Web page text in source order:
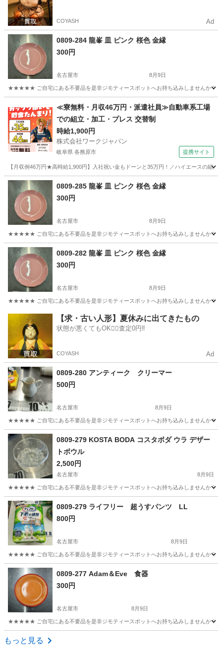
COYASH Ad
0809-284 龍峯 皿 ピンク 桜色 金縁
300円
名古屋市 8月9日
★★★★★ ご自宅にある不要品を是非ジモティースポットへお持ち込みしませんか？
食器 現地
≪寮無料・月収46万円・派遣社員≫自動車系工場
での組立・加工・プレス 交替制
時給1,900円
株式会社ワークジャパン
岐阜県 各務原市 提携サイト
【月収例46万円★高時給1,900円】入社祝い金もドーンと35万円！／ハイエースの組
岐阜 各務原市 0809-285 龍峯 皿 ピンク 桜色 金縁
300円
名古屋市 8月9日
★★★★★ ご自宅にある不要品を是非ジモティースポットへお持ち込みしませんか？
愛知 名古屋市 現地
0809-282 龍峯 皿 ピンク 桜色 金縁
300円
名古屋市 8月9日
★★★★★ ご自宅にある不要品を是非ジモティースポットへお持ち込みしませんか？
食器 現地
【求・古い人形】夏休みに出てきたもの
状態が悪くてもOK🙆‍♀️査定0円‼️
COYASH Ad
0809-280 アンティーク クリーマー
500円
名古屋市 8月9日
★★★★★ ご自宅にある不要品を是非ジモティースポットへお持ち込みしませんか？
愛知 名古屋市 0809-279 KOSTA BODA コスタボダ ウラ デザー
トボウル
2,500円
名古屋市 8月9日
★★★★★ ご自宅にある不要品を是非ジモティースポットへお持ち込みしませんか？
愛知 名古屋市 デザート
0809-279 ライフリー 超うすパンツ LL
800円
名古屋市 8月9日
★★★★★ ご自宅にある不要品を是非ジモティースポットへお持ち込みしませんか？
愛知 名古屋市 現地
0809-277 Adam＆Eve 食器
300円
名古屋市 8月9日
★★★★★ ご自宅にある不要品を是非ジモティースポットへお持ち込みしませんか？
愛知 名古屋市
もっと見る